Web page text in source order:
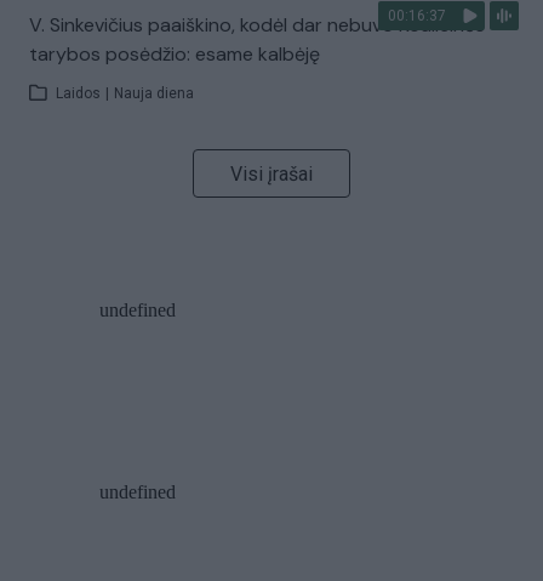
00:16:37
V. Sinkevičius paaiškino, kodėl dar nebuvo Koalicinės
tarybos posėdžio: esame kalbėję
Laidos Nauja diena
Visi įrašai